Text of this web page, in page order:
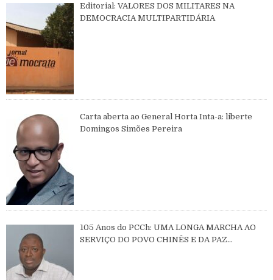
Editorial: VALORES DOS MILITARES NA
DEMOCRACIA MULTIPARTIDÁRIA
Carta aberta ao General Horta Inta-a: liberte
Domingos Simões Pereira
105 Anos do PCCh: UMA LONGA MARCHA AO
SERVIÇO DO POVO CHINÊS E DA PAZ